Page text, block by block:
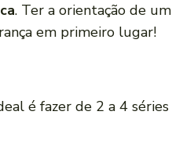
. Ter a orientação de um
em primeiro lugar!
é fazer de 2 a 4